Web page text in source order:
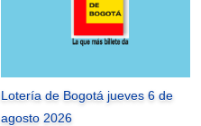
Lotería de Bogotá jueves 6 de
agosto 2026